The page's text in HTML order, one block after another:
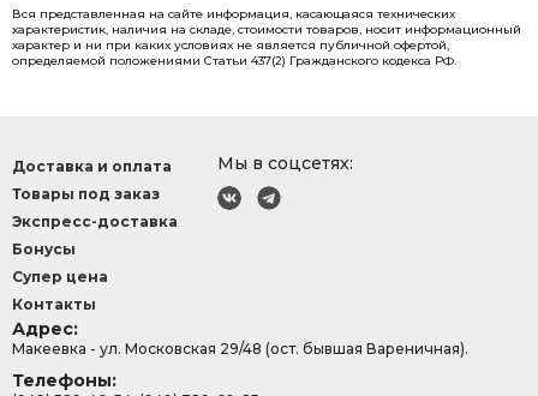
Вся представленная на сайте информация, касающаяся технических
характеристик, наличия на складе, стоимости товаров, носит информационный
характер и ни при каких условиях не является публичной офертой,
определяемой положениями Статьи 437(2) Гражданского кодекса РФ.
Мы в соцсетях:
Доставка и оплата
Товары под заказ
Экспресс-доставка
Бонусы
Супер цена
Контакты
Адрес:
Макеевка - ул. Московская 29/48 (ост. бывшая Вареничная).
Телефоны: